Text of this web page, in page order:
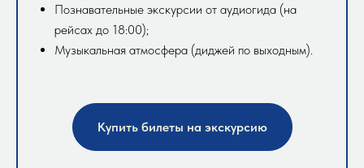
Познавательные экскурсии от аудиогида (на
рейсах до 18:00);
Музыкальная атмосфера (диджей по выходным).
Купить билеты на экскурсию